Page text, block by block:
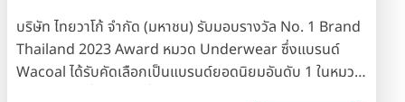
เสื่อมสภาพมาจัดการอย่างมีระบบและกำจัดอย่างถูกวิธี พร้อม
ทั้งแปรเปลี่ยนเป็นพลังงานเชื้อเพลิง ช่วยลดขยะชุมชน ลดการ
ใช้ทรัพยากรธรรมชาติ และลดผลกระทบจากสภาวะโลกร้อน -
บริษัท ไทยวาโก้ จำกัด (มหาชน) รับมอบรางวัล No. 1 Brand
Thailand 2023 Award หมวด Underwear ซึ่งแบรนด์
Wacoal ได้รับคัดเลือกเป็นแบรนด์ยอดนิยมอันดับ 1 ในหมวด